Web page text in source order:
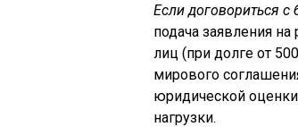
Если договориться с
подача заявления
лиц (при долге от
мирового
юридической
нагрузки.